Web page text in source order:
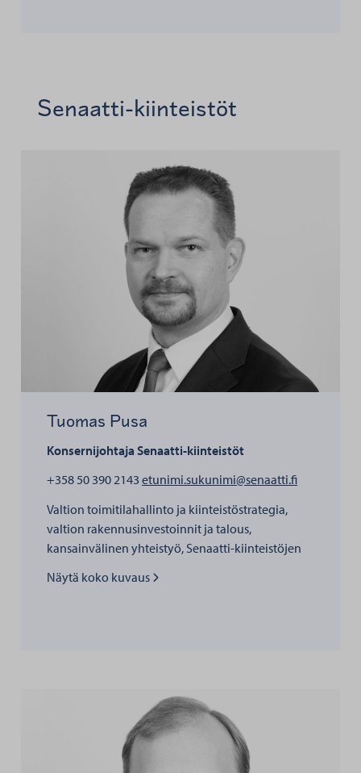
Senaatti-kiinteistöt
Tuomas Pusa
Konsernijohtaja Senaatti-kiinteistöt
+358 50 390 2143 etunimi.sukunimi@senaatti.fihenkilölle
Valtion toimitilahallinto ja kiinteistöstrategia,
valtion rakennusinvestoinnit ja talous,
kansainvälinen yhteistyö, Senaatti-kiinteistöjen
Näytä koko kuvaus